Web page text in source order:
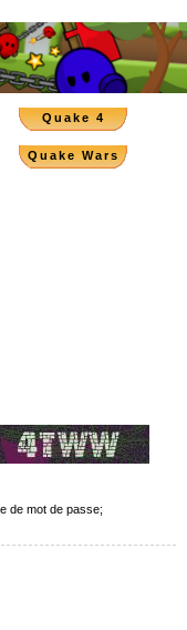
Quake 4
Quake Wars
de mot de passe;